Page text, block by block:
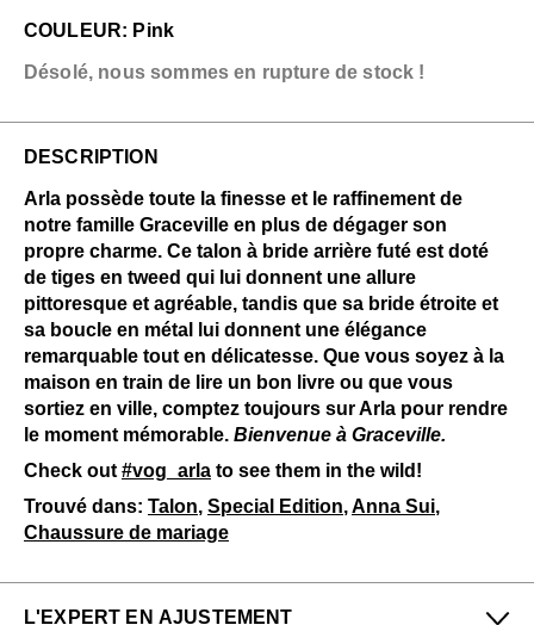
COULEUR: Pink
Désolé, nous sommes en rupture de stock !
DESCRIPTION
Arla possède toute la finesse et le raffinement de
notre famille Graceville en plus de dégager son
propre charme. Ce talon à bride arrière futé est doté
de tiges en tweed qui lui donnent une allure
pittoresque et agréable, tandis que sa bride étroite et
sa boucle en métal lui donnent une élégance
remarquable tout en délicatesse. Que vous soyez à la
maison en train de lire un bon livre ou que vous
sortiez en ville, comptez toujours sur Arla pour rendre
le moment mémorable. Bienvenue à Graceville.
Check out #vog_arla to see them in the wild!
Trouvé dans: Talon, Special Edition,Anna Sui,
Chaussure de mariage
L'EXPERT EN AJUSTEMENT